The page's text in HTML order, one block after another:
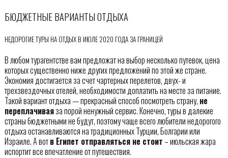
БЮДЖЕТНЫЕ ВАРИАНТЫ ОТДЫХА
НЕДОРОГИЕ ТУРЫ НА ОТДЫХ В ИЮЛЕ 2020 ГОДА ЗА ГРАНИЦЕЙ
В любом турагентстве вам предложат на выбор несколько путевок, цена
которых существенно ниже других предложений по этой же стране.
Экономия достигается за счет чартерных перелетов, двух- и
трехзвездочных отелей, необходимости доплатить на месте за питание.
Такой вариант отдыха — прекрасный способ посмотреть страну, не
переплачиваяза порой ненужный сервис. Конечно, туры в далекие
страны бюджетными не будут, поэтому чаще всего любители недорогого
отдыха останавливаются на традиционных Турции, Болгарии или
Израиле. А вотв Египет отправляться не стоит – июльская жара
испортит все впечатление от путешествия.